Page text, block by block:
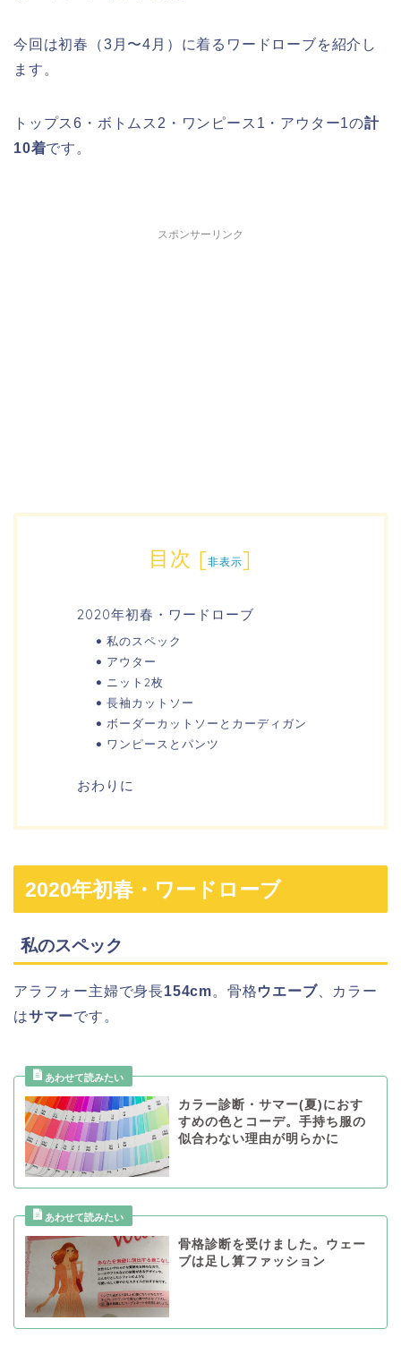
今回は初春（3月〜4月）に着るワードローブを紹介し
ます。
トップス6・ボトムス2・ワンピース1・アウター1の計
10着です。
スポンサーリンク
目次 [非表示]
2020年初春・ワードローブ
私のスペック
アウター
ニット2枚
長袖カットソー
ボーダーカットソーとカーディガン
ワンピースとパンツ
おわりに
2020年初春・ワードローブ
私のスペック
アラフォー主婦で身長154cm。骨格ウエーブ、カラー
はサマーです。
カラー診断・サマー(夏)におす
すめの色とコーデ。手持ち服の
似合わない理由が明らかに
骨格診断を受けました。ウェー
ブは足し算ファッション